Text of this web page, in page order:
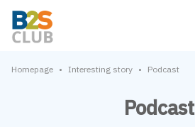
Homepage • Interesting story • Podcast
Podcast